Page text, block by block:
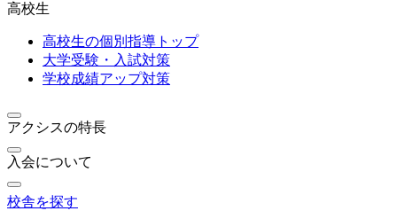
高校生
高校生の個別指導トップ
大学受験・入試対策
学校成績アップ対策
アクシスの特長
入会について
校舎を探す